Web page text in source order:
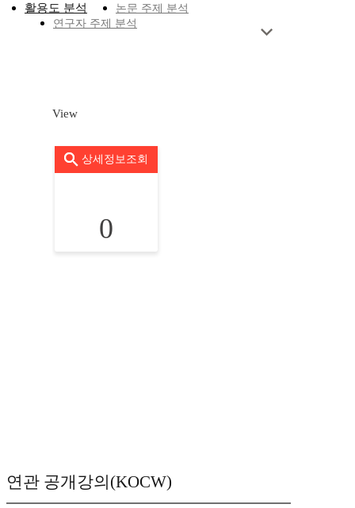
활용도 분석
논문 주제 분석
연구자 주제 분석
View
상세정보조회
0
연관 공개강의(KOCW)